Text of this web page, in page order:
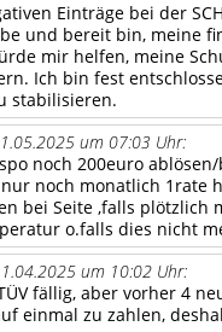
Einträge bei der
und bereit bin, meine
mir helfen, meine
Ich bin fest
stabilisieren.
um 07:03 Uhr:
noch 200euro
noch monatlich 1rate
bei Seite ,falls
o.falls dies nicht
um 10:02 Uhr:
fällig, aber vorher 4
einmal zu zahlen,